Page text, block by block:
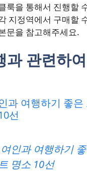
룩을 통해서 진행할
지정역에서 구매할
문을 참고해주세요.
과 관련하
과 여행하기 좋은
선
인과 여행하기
명소 10선